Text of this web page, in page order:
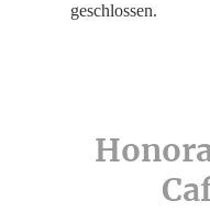
geschlossen.